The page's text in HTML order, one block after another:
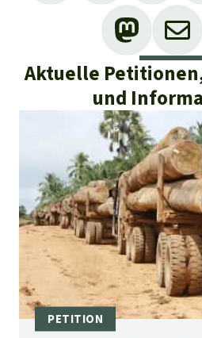
Aktuelle
und